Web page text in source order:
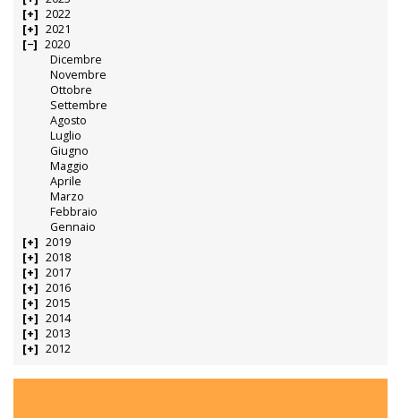
2022
2021
2020
Dicembre
Novembre
Ottobre
Settembre
Agosto
Luglio
Giugno
Maggio
Aprile
Marzo
Febbraio
Gennaio
2019
2018
2017
2016
2015
2014
2013
2012